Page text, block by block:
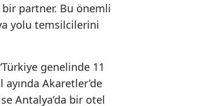
bir partner. Bu önemli
yolu temsilcilerini
genelinde 11
ayında Akaretler’de
Antalya’da bir otel